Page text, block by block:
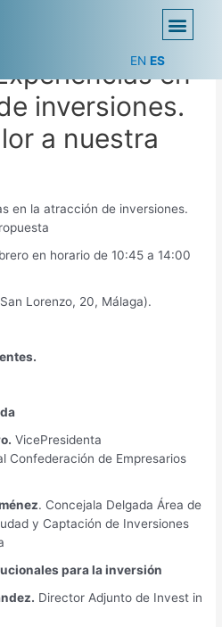
EN ESen
inversiones.
a nuestra
en la atracción de inversiones.
en horario de 10:45 a 14:00
Lorenzo, 20, Málaga).
VicePresidenta
Confederación de Empresarios
. Concejala Delgada Área de
y Captación de Inversiones
para la inversión
Director Adjunto de Invest in